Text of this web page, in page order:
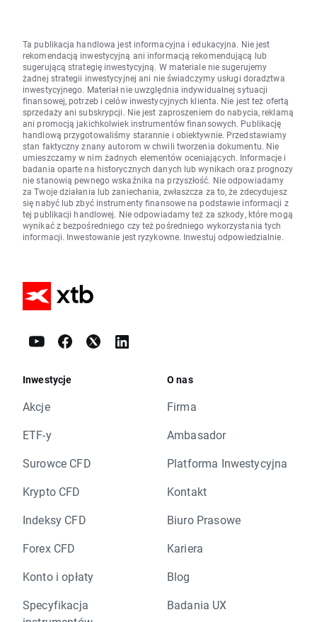
Ta publikacja handlowa jest informacyjna i edukacyjna. Nie jest
rekomendacją inwestycyjną ani informacją rekomendującą lub
sugerującą strategię inwestycyjną. W materiale nie sugerujemy
żadnej strategii inwestycyjnej ani nie świadczymy usługi doradztwa
inwestycyjnego. Materiał nie uwzględnia indywidualnej sytuacji
finansowej, potrzeb i celów inwestycyjnych klienta. Nie jest też ofertą
sprzedaży ani subskrypcji. Nie jest zaproszeniem do nabycia, reklamą
ani promocją jakichkolwiek instrumentów finansowych. Publikację
handlową przygotowaliśmy starannie i obiektywnie. Przedstawiamy
stan faktyczny znany autorom w chwili tworzenia dokumentu. Nie
umieszczamy w nim żadnych elementów oceniających. Informacje i
badania oparte na historycznych danych lub wynikach oraz prognozy
nie stanowią pewnego wskaźnika na przyszłość. Nie odpowiadamy
za Twoje działania lub zaniechania, zwłaszcza za to, że zdecydujesz
się nabyć lub zbyć instrumenty finansowe na podstawie informacji z
tej publikacji handlowej. Nie odpowiadamy też za szkody, które mogą
wynikać z bezpośredniego czy też pośredniego wykorzystania tych
informacji. Inwestowanie jest ryzykowne. Inwestuj odpowiedzialnie.
Inwestycje
Akcje
ETF-y
Surowce CFD
Krypto CFD
Indeksy CFD
Forex CFD
Konto i opłaty
Specyfikacja
O nas
Firma
Ambasador
Platforma Inwestycyjna
Kontakt
Biuro Prasowe
Kariera
Blog
Badania UX